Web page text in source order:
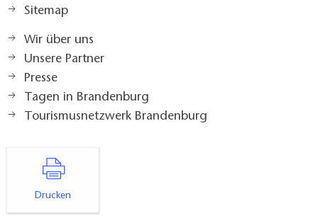
Sitemap
Wir über uns
Unsere Partner
Presse
Tagen in Brandenburg
Tourismusnetzwerk Brandenburg
Drucken